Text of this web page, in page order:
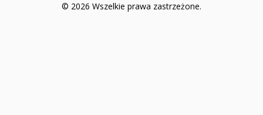
© 2026 Wszelkie prawa zastrzeżone.